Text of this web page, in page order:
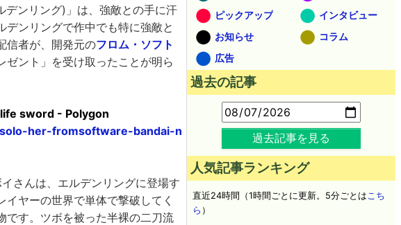
デンリング)」は、強敵との手に汗
ンリングで作中でも特に強敵と
信者が、開発元のフロム・ソフト
ゼント」を受け取ったことが明ら
sword - Polygon
her-fromsoftware-bandai-n
さんは、エルデンリングに登場す
ヤーの世界で単体で撃破してく
です。ツボを被った半裸の二刀流
ピックアップ
インタビュー
お知らせ
コラム
広告
過去の記事
過去記事を見る
人気記事ランキング
直近24時間（1時間ごとに更新。5分ごとはこち
ら ）